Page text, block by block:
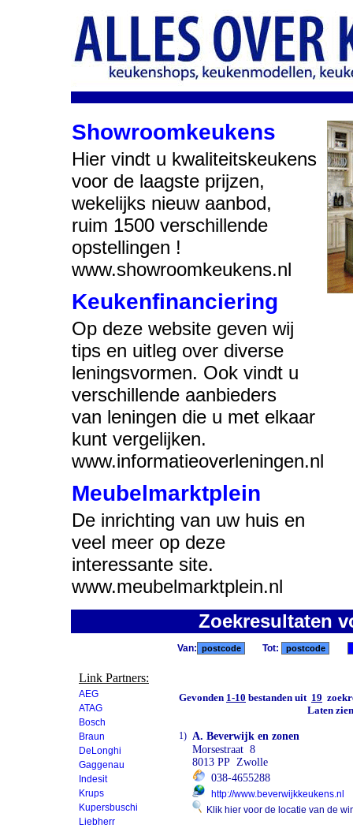
Showroomkeukens
Hier vindt u kwaliteitskeukens
voor de laagste prijzen,
wekelijks nieuw aanbod,
ruim 1500 verschillende
opstellingen !
www.showroomkeukens.nl
Keukenfinanciering
Op deze website geven wij
tips en uitleg over diverse
leningsvormen. Ook vindt u
verschillende aanbieders
van leningen die u met elkaar
kunt vergelijken.
www.informatieoverleningen.nl
Meubelmarktplein
De inrichting van uw huis en
veel meer op deze
interessante site.
www.meubelmarktplein.nl
Zoekresultaten
Link Partners:
AEG
ATAG
Bosch
Braun
DeLonghi
Gaggenau
Indesit
Krups
Kupersbuschi
Liebherr
Van: Tot:
Gevonden 1-10 bestanden uit 19
Laten
1) A. Beverwijk en zonen
Morsestraat 8
8013 PP Zwolle
038-4655288
http://www.beverwijkkeukens.nl
Klik hier voor de locatie van de